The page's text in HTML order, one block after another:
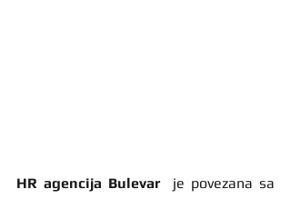
HR agencija Bulevar
  je povezana sa